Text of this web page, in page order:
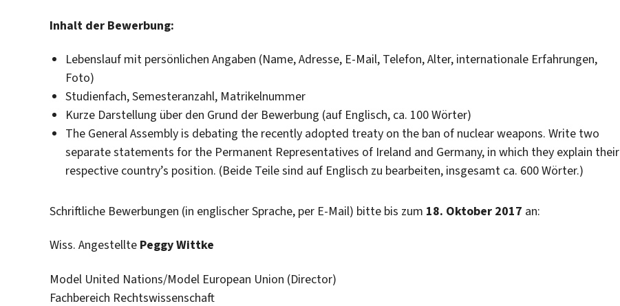
Inhalt der Bewerbung:
Lebenslauf mit persönlichen Angaben (Name, Adresse, E-Mail, Telefon, Alter, internationale Erfahrungen,
Foto)
Studienfach, Semesteranzahl, Matrikelnummer
Kurze Darstellung über den Grund der Bewerbung (auf Englisch, ca. 100 Wörter)
The General Assembly is debating the recently adopted treaty on the ban of nuclear weapons. Write two
separate statements for the Permanent Representatives of Ireland and Germany, in which they explain their
respective country’s position. (Beide Teile sind auf Englisch zu bearbeiten, insgesamt ca. 600 Wörter.)
Schriftliche Bewerbungen (in englischer Sprache, per E-Mail) bitte bis zum 18. Oktober 2017 an:
Wiss. Angestellte Peggy Wittke
Model United Nations/Model European Union (Director)
Fachbereich Rechtswissenschaft